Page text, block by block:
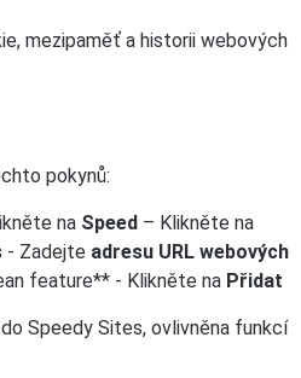
mezipaměť a historii webových
pokynů:
na Speed – Klikněte na
- Zadejte adresu URL webových
feature** - Klikněte na Přidat
Speedy Sites, ovlivněna funkcí